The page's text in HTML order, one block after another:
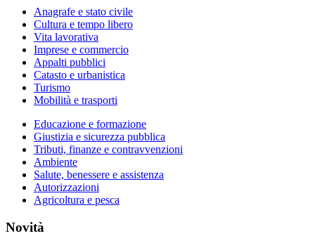
Anagrafe e stato civile
Cultura e tempo libero
Vita lavorativa
Imprese e commercio
Appalti pubblici
Catasto e urbanistica
Turismo
Mobilità e trasporti
Educazione e formazione
Giustizia e sicurezza pubblica
Tributi, finanze e contravvenzioni
Ambiente
Salute, benessere e assistenza
Autorizzazioni
Agricoltura e pesca
Novità